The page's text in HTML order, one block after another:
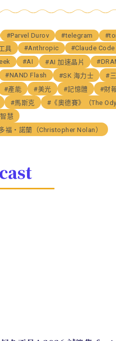
#Parvel Durov #telegram
具
#Anthropic
#Claude Code
#AI #AI 加速晶片
#NAND Flash #SK 海力士
#
#產能 #美光 #記憶體
#財
#馬斯克
#《奧德賽》（The
慧
福・諾蘭（Christopher Nolan）